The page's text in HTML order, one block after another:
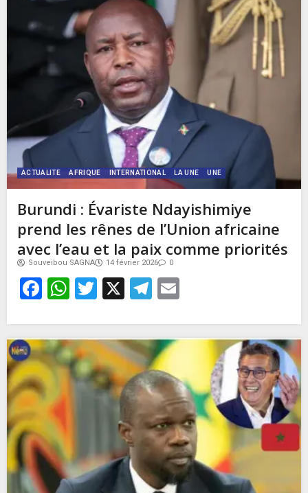
ACTUALITE AFRIQUE INTERNATIONAL LA UNE UNE
Burundi : Évariste Ndayishimiye
prend les rênes de l’Union africaine
avec l’eau et la paix comme priorités
Souveibou SAGNA 14 février 2026 0
Facebook
WhatsApp
Twitter
X Telegram